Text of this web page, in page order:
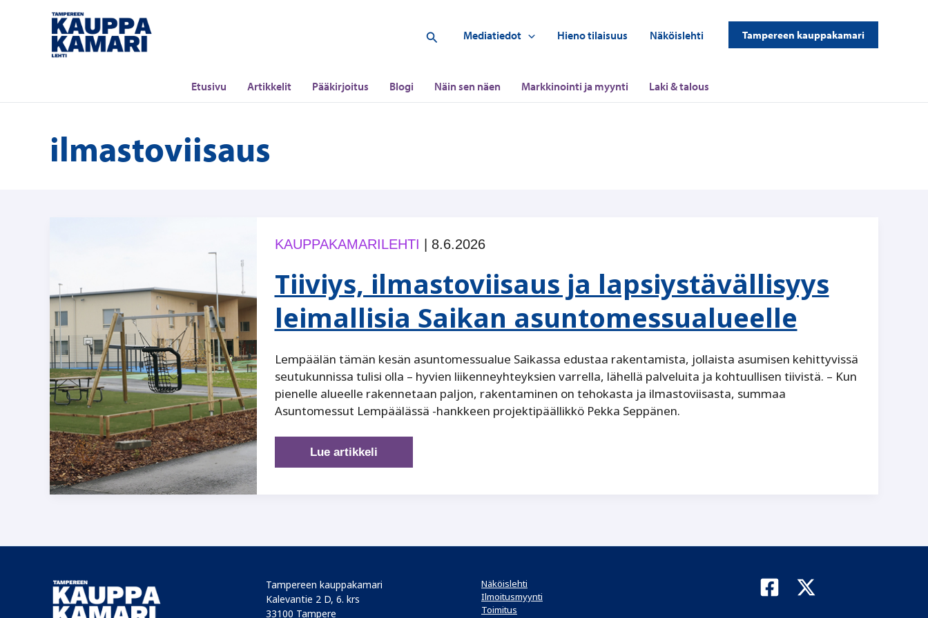
Hae Mediatiedot Hieno tilaisuus Näköislehti Tampereen kauppakamari
Etusivu Artikkelit Pääkirjoitus Blogi Näin sen näen Markkinointi ja myynti Laki & talous
ilmastoviisaus
KAUPPAKAMARILEHTI 8.6.2026
Tiiviys, ilmastoviisaus ja lapsiystävällisyys
leimallisia Saikan asuntomessualueelle
Lempäälän tämän kesän asuntomessualue Saikassa edustaa rakentamista, jollaista asumisen kehittyvissä
seutukunnissa tulisi olla – hyvien liikenneyhteyksien varrella, lähellä palveluita ja kohtuullisen tiivistä. – Kun
pienelle alueelle rakennetaan paljon, rakentaminen on tehokasta ja ­ilmastoviisasta, summaa
Asuntomessut Lempäälässä -hankkeen projektipäällikkö Pekka Seppänen.
Tiiviys,
ilmastoviisaus
Lue artikkeli
Tampereen kauppakamari
Kalevantie 2 D, 6. krs
33100 Tampere
Näköislehti
Ilmoitusmyynti
Toimitus